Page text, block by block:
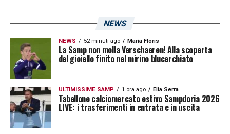
Situazione da monitorare.
LA PLAYLIST DELLE NOSTRE TOP NEWS
NEWS
NEWS 52 minuti ago Maria Floris
La Samp non molla Verschaeren! Alla scoperta
del gioiello finito nel mirino blucerchiato
ULTIMISSIME SAMP 1 ora ago Elia Serra
Tabellone calciomercato estivo Sampdoria 2026
LIVE: i trasferimenti in entrata e in uscita